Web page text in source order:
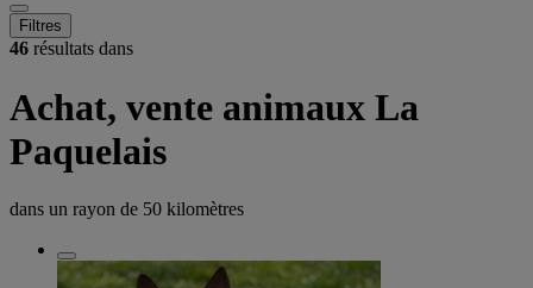
Filtres
46 résultats dans
Achat, vente animaux La
Paquelais
dans un rayon de 50 kilomètres